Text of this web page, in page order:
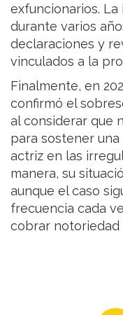
exfuncionarios.
durante varios
declaraciones y
vinculados a la
Finalmente, en
confirmó el
al considerar que
para sostener
actriz en las
manera, su
aunque el caso
frecuencia cada
cobrar notoriedad